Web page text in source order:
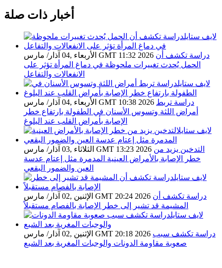
أخبار ذات صلة
الأربعاء ,04 آذار/ مارس GMT 11:32 2026 دراسة تكشف أن
الحمل يُحدث تغييرات ملحوظة في دماغ المرأة تؤثر على
الانفعالات والتفاعل
الأربعاء ,04 آذار/ مارس GMT 10:38 2026 دراسة تربط
أمراض اللثة وتسوس الأسنان في الطفولة بارتفاع خطر
الإصابة بأمراض القلب عند البلوغ
الثلاثاء ,03 آذار/ مارس GMT 13:23 2026 التدخين يزيد من
خطر الإصابة بالأمراض العينية المدمرة مثل إعتام عدسة
العين والضمور البقعي
الإثنين ,02 آذار/ مارس GMT 20:24 2026 دراسة تكشف أن
المشيمة قد تشير إلى خطر الإصابة بالفصام مستقبلاً
الإثنين ,02 آذار/ مارس GMT 20:18 2026 دراسة تكشف سبب
صعوبة مقاومة الدونات والوجبات المغرية بعد الشبع